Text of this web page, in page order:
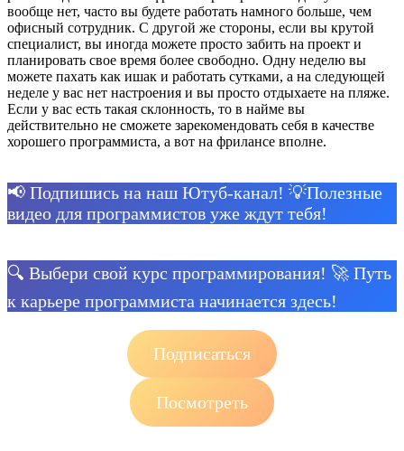
вообще нет, часто вы будете работать намного больше, чем
офисный сотрудник. С другой же стороны, если вы крутой
специалист, вы иногда можете просто забить на проект и
планировать свое время более свободно. Одну неделю вы
можете пахать как ишак и работать сутками, а на следующей
неделе у вас нет настроения и вы просто отдыхаете на пляже.
Если у вас есть такая склонность, то в найме вы
действительно не сможете зарекомендовать себя в качестве
хорошего программиста, а вот на фрилансе вполне.
📢 Подпишись на наш Ютуб-канал! 💡Полезные
видео для программистов уже ждут тебя!
🔍 Выбери свой курс программирования! 🚀 Путь
к карьере программиста начинается здесь!
Подписаться
Посмотреть